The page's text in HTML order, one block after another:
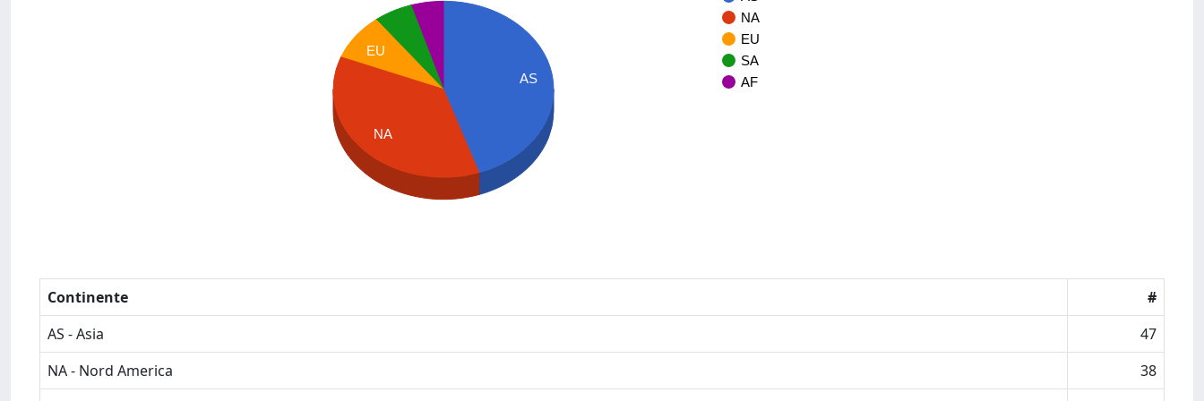
NA
EU
SA
AF
AS
EU
NA
Continente
#
AS - Asia
47
NA - Nord America
38